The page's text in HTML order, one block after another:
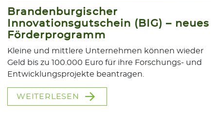
Brandenburgischer
Innovationsgutschein (BIG) – neues
Förderprogramm
Kleine und mittlere Unternehmen können wieder
Geld bis zu 100.000 Euro für ihre Forschungs- und
Entwicklungsprojekte beantragen.
WEITERLESEN